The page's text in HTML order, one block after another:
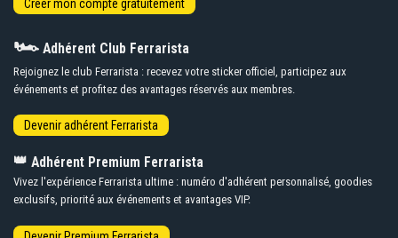
🏎️ Adhérent Club Ferrarista
Rejoignez le club Ferrarista : recevez votre sticker officiel, participez aux
événements et profitez des avantages réservés aux membres.
👑 Adhérent Premium Ferrarista
Vivez l'expérience Ferrarista ultime : numéro d'adhérent personnalisé, goodies
exclusifs, priorité aux événements et avantages VIP.